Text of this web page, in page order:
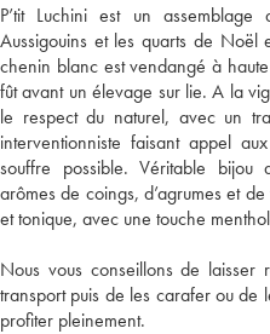
P’tit Luchini est un
Aussigouins et les quarts de Noël
chenin blanc est vendangé à
fût avant un élevage sur lie. A la
le respect du naturel, avec un
interventionniste faisant appel
souffre possible. Véritable bijou
arômes de coings, d’agrumes et
et tonique, avec une touche
Nous vous conseillons de
transport puis de les carafer ou
profiter pleinement.